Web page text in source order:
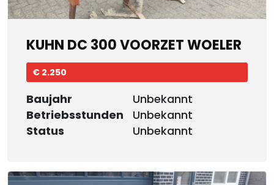
KUHN DC 300 VOORZET WOELER
€ 2.250
Baujahr
Unbekannt
Betriebsstunden
Unbekannt
Status
Unbekannt